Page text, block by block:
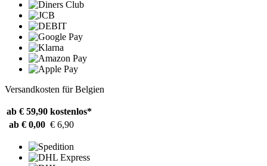
Versandkosten für Belgien
ab € 59,90 kostenlos*
ab € 0,00 € 6,90